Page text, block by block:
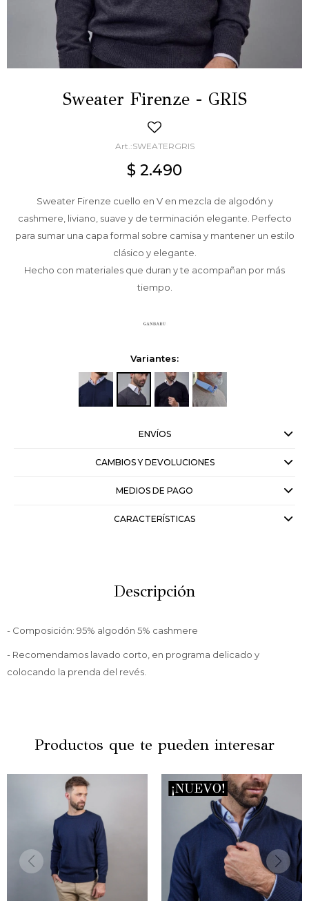
Sweater Firenze - GRIS
SWEATERGRIS
$ 2.490
Sweater Firenze cuello en V en mezcla de algodón y
cashmere, liviano, suave y de terminación elegante. Perfecto
para sumar una capa formal sobre camisa y mantener un estilo
clásico y elegante.
Hecho con materiales que duran y te acompañan por más
tiempo.
Variantes:
ENVÍOS
CAMBIOS Y DEVOLUCIONES
MEDIOS DE PAGO
CARACTERÍSTICAS
Descripción
- Composición: 95% algodón 5% cashmere
- Recomendamos lavado corto, en programa delicado y
colocando la prenda del revés.
Productos que te pueden interesar